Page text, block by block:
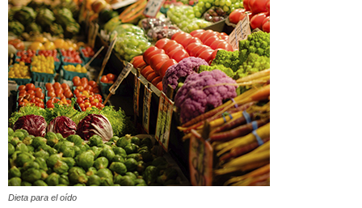
Dieta para el oído